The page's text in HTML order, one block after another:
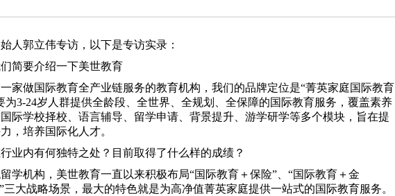
人郭立伟专访，以下是专访实录：
简要介绍一下美世教育
家做国际教育全产业链服务的教育机构，我们的品牌定位是“菁英家庭国际教育
为3-24岁人群提供全龄段、全世界、全规划、全保障的国际教育服务，覆盖素养
际学校择校、语言辅导、留学申请、背景提升、游学研学等多个模块，旨在提
，培养国际化人才。
业内有何独特之处？目前取得了什么样的成绩？
学机构，美世教育一直以来积极布局“国际教育＋保险”、“国际教育＋金
三大战略场景，最大的特色就是为高净值菁英家庭提供一站式的国际教育服务。